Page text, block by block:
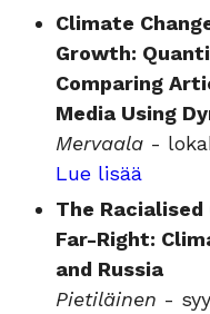
Climate
Growth:
Comparing
Media Using
Mervaala -
Lue lisää
The
Far-Right:
and Russia
Pietiläinen -